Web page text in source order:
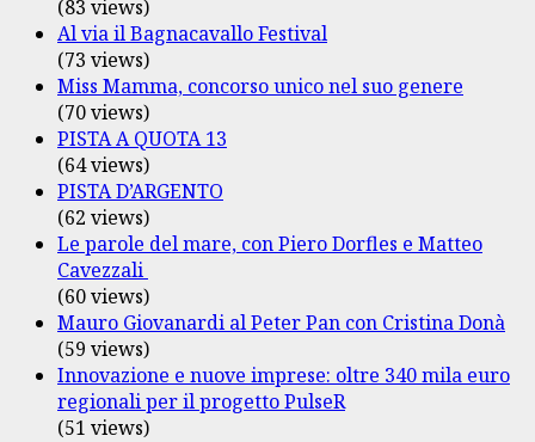
(83 views)
Al via il Bagnacavallo Festival
(73 views)
Miss Mamma, concorso unico nel suo genere
(70 views)
PISTA A QUOTA 13
(64 views)
PISTA D’ARGENTO
(62 views)
Le parole del mare, con Piero Dorfles e Matteo
Cavezzali
(60 views)
Mauro Giovanardi al Peter Pan con Cristina Donà
(59 views)
Innovazione e nuove imprese: oltre 340 mila euro
regionali per il progetto PulseR
(51 views)